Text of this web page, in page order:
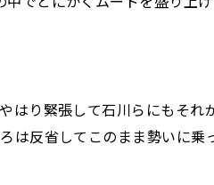
り緊張して石川らにもそ
反省してこのまま勢いに乗